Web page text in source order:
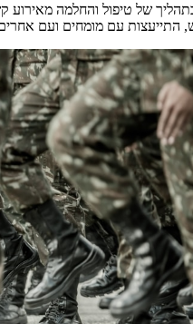
של טיפול והחלמה מאירוע
התייעצות עם מומחים ועם